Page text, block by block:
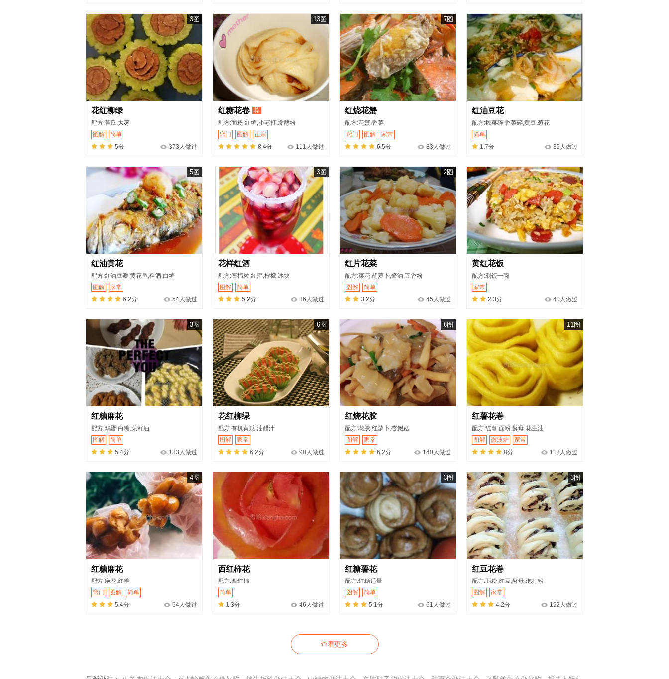
3图
花红柳绿
配方:苦瓜,大枣
图解
简单
5分
373人做过
13图
红糖花卷 荐
配方:面粉,红糖,小苏打,发酵粉
窍门
图解
正宗
8.4分
111人做过
7图
红烧花蟹
配方:花蟹,香菜
窍门
图解
家常
6.5分
83人做过
红油豆花
配方:榨菜碎,香菜碎,黄豆,葱花
简单
1.7分
36人做过
5图
红油黄花
配方:红油豆瓣,黄花鱼,料酒,白糖
图解
家常
6.2分
54人做过
3图
花样红酒
配方:石榴粒,红酒,柠檬,冰块
图解
简单
5.2分
36人做过
2图
红片花菜
配方:菜花,胡萝卜,酱油,五香粉
图解
简单
3.2分
45人做过
黄红花饭
配方:剩饭一碗
家常
2.3分
40人做过
3图
红糖麻花
配方:鸡蛋,白糖,菜籽油
图解
简单
5.4分
133人做过
6图
花红柳绿
配方:有机黄瓜,油醋汁
图解
家常
6.2分
98人做过
6图
红烧花胶
配方:花胶,红萝卜,杏鲍菇
图解
家常
6.2分
140人做过
11图
红薯花卷
配方:红薯,面粉,酵母,花生油
图解
微波炉
家常
8分
112人做过
4图
红糖麻花
配方:麻花,红糖
窍门
图解
简单
5.4分
54人做过
西红柿花
配方:西红柿
简单
1.3分
46人做过
3图
红糖薯花
配方:红糖适量
图解
简单
5.1分
61人做过
3图
红豆花卷
配方:面粉,红豆,酵母,泡打粉
图解
家常
4.2分
192人做过
查看更多